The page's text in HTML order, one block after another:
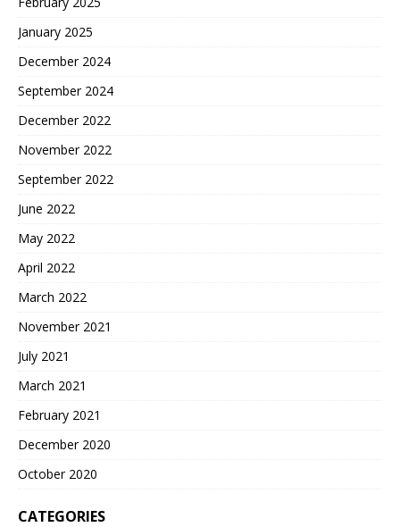
January 2025
December 2024
September 2024
December 2022
November 2022
September 2022
June 2022
May 2022
April 2022
March 2022
November 2021
July 2021
March 2021
February 2021
December 2020
October 2020
CATEGORIES